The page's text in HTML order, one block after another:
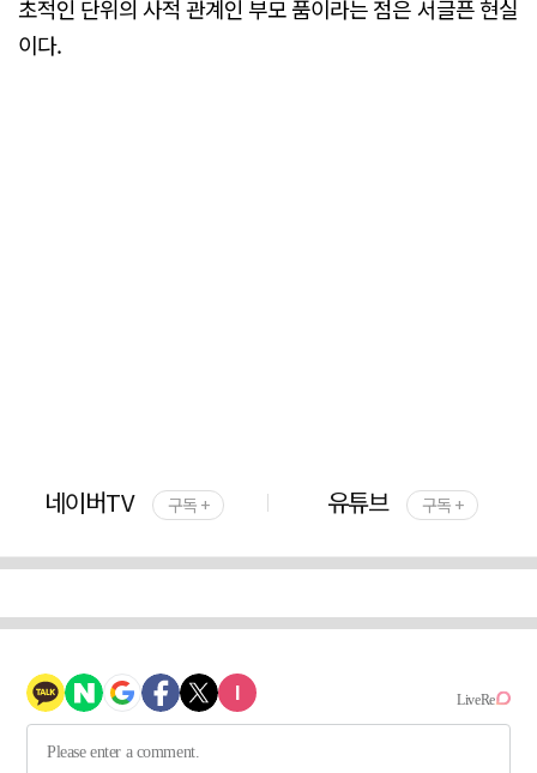
초적인 단위의 사적 관계인 부모 품이라는 점은 서글픈 현실
이다.
네이버TV 구독 + 유튜브 구독 +